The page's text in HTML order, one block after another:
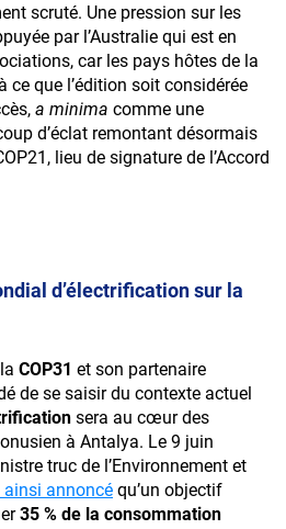
scruté. Une pression sur les
par l’Australie qui est en
car les pays hôtes de la
ce que l’édition soit considérée
a minima comme une
d’éclat remontant désormais
lieu de signature de l’Accord
d’électrification sur la
COP31 et son partenaire
de se saisir du contexte actuel
sera au cœur des
à Antalya. Le 9 juin
truc de l’Environnement et
ainsi annoncé qu’un objectif
35 % de la consommation
Courant Positif
: